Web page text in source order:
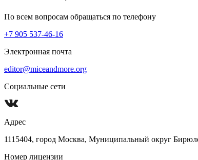
По всем вопросам обращаться по телефону
+7 905 537-46-16
Электронная почта
editor@miceandmore.org
Социальные сети
Адрес
1115404, город Москва, Муниципальный округ
Номер лицензии